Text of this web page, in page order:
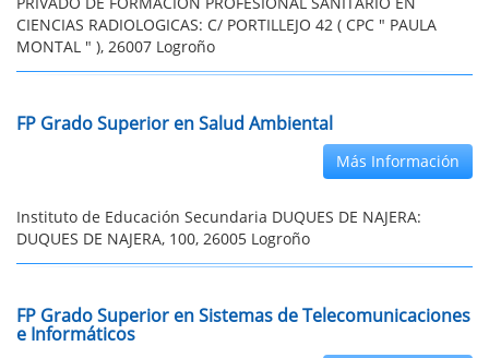
CIENCIAS RADIOLOGICAS: C/ PORTILLEJO 42 ( CPC " PAULA
MONTAL " ), 26007 Logroño
FP Grado Superior en Salud Ambiental
Más Información
Instituto de Educación Secundaria DUQUES DE NAJERA:
DUQUES DE NAJERA, 100, 26005 Logroño
FP Grado Superior en Sistemas de Telecomunicaciones
e Informáticos